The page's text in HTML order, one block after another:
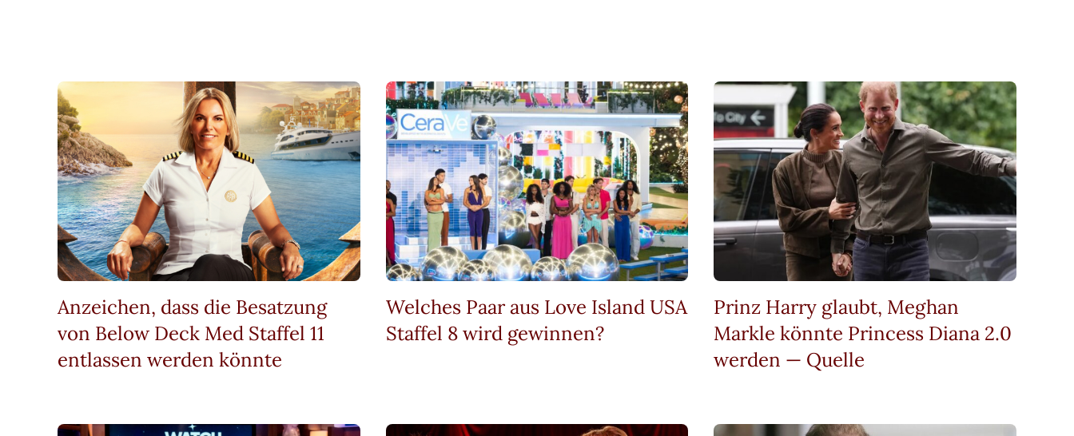
Anzeichen, dass die Besatzung
von Below Deck Med Staffel 11
entlassen werden könnte
Welches Paar aus Love Island USA
Staffel 8 wird gewinnen?
Prinz Harry glaubt, Meghan
Markle könnte Princess Diana 2.0
werden — Quelle